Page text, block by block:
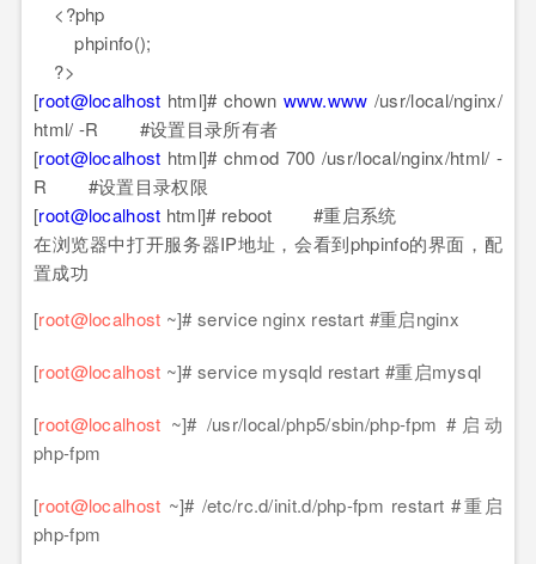
<?php
phpinfo();
?>
[root@localhost html]# chown www.www /usr/local/nginx/
html/ -R #设置目录所有者
[root@localhost html]# chmod 700 /usr/local/nginx/html/ -
R #设置目录权限
[root@localhost html]# reboot #重启系统
在浏览器中打开服务器IP地址，会看到phpinfo的界面，配
置成功
[root@localhost ~]# service nginx restart #重启nginx
[root@localhost ~]# service mysqld restart #重启mysql
[root@localhost ~]# /usr/local/php5/sbin/php-fpm #启动
php-fpm
[root@localhost ~]# /etc/rc.d/init.d/php-fpm restart #重启
php-fpm